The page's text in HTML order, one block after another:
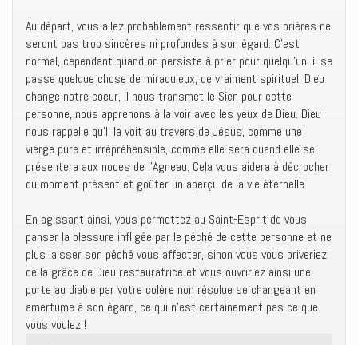
Au départ, vous allez probablement ressentir que vos prières ne
seront pas trop sincères ni profondes à son égard. C’est
normal, cependant quand on persiste à prier pour quelqu’un, il se
passe quelque chose de miraculeux, de vraiment spirituel, Dieu
change notre coeur, Il nous transmet le Sien pour cette
personne, nous apprenons à la voir avec les yeux de Dieu. Dieu
nous rappelle qu’Il la voit au travers de Jésus, comme une
vierge pure et irrépréhensible, comme elle sera quand elle se
présentera aux noces de l’Agneau. Cela vous aidera à décrocher
du moment présent et goûter un aperçu de la vie éternelle.
En agissant ainsi, vous permettez au Saint-Esprit de vous
panser la blessure infligée par le péché de cette personne et ne
plus laisser son péché vous affecter, sinon vous vous priveriez
de la grâce de Dieu restauratrice et vous ouvririez ainsi une
porte au diable par votre colère non résolue se changeant en
amertume à son égard, ce qui n’est certainement pas ce que
vous voulez !